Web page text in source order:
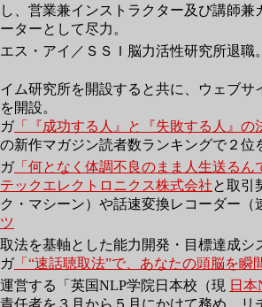
、営業兼インストラクター及び講師
ターとして尽力。
エス・アイ／ＳＳＩ脳力活性研究所退職
ム研究所を開設すると共に、ウェブサ
を開設。
「『成功する人』と『失敗する人』の
の新作マガジン読者数ランキングで２位
「何となく体調不良のまま人生送るん
ックエレクトロニクス株式会社と取引
・マシーン）や話速変換レコーダー
法を基軸とした能力開発・目標達成シ
「“速話聴取法”で、あなたの頭脳を瞬
運営する「英国NLP学院日本校（現 日
任者を３月から５月にかけて務め、